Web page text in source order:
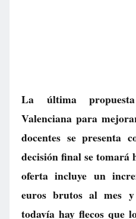
La última
Valenciana para
docentes se presenta
decisión final se tomará
oferta incluye un
euros brutos al mes
todavía hay flecos que